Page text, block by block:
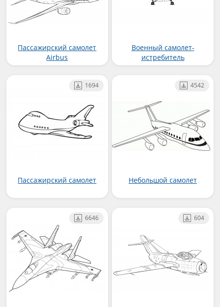
Пассажирский самолет
Airbus
Военный самолет-
истребитель
Пассажирский самолет
1694
Небольшой самолет
4542
6646 604